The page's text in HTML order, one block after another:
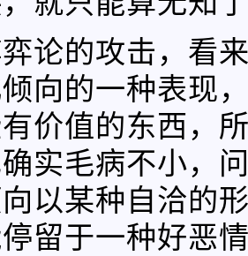
论的攻击，看
向的一种表现
价值的东西，
实毛病不小，
以某种自洽的
留于一种好恶